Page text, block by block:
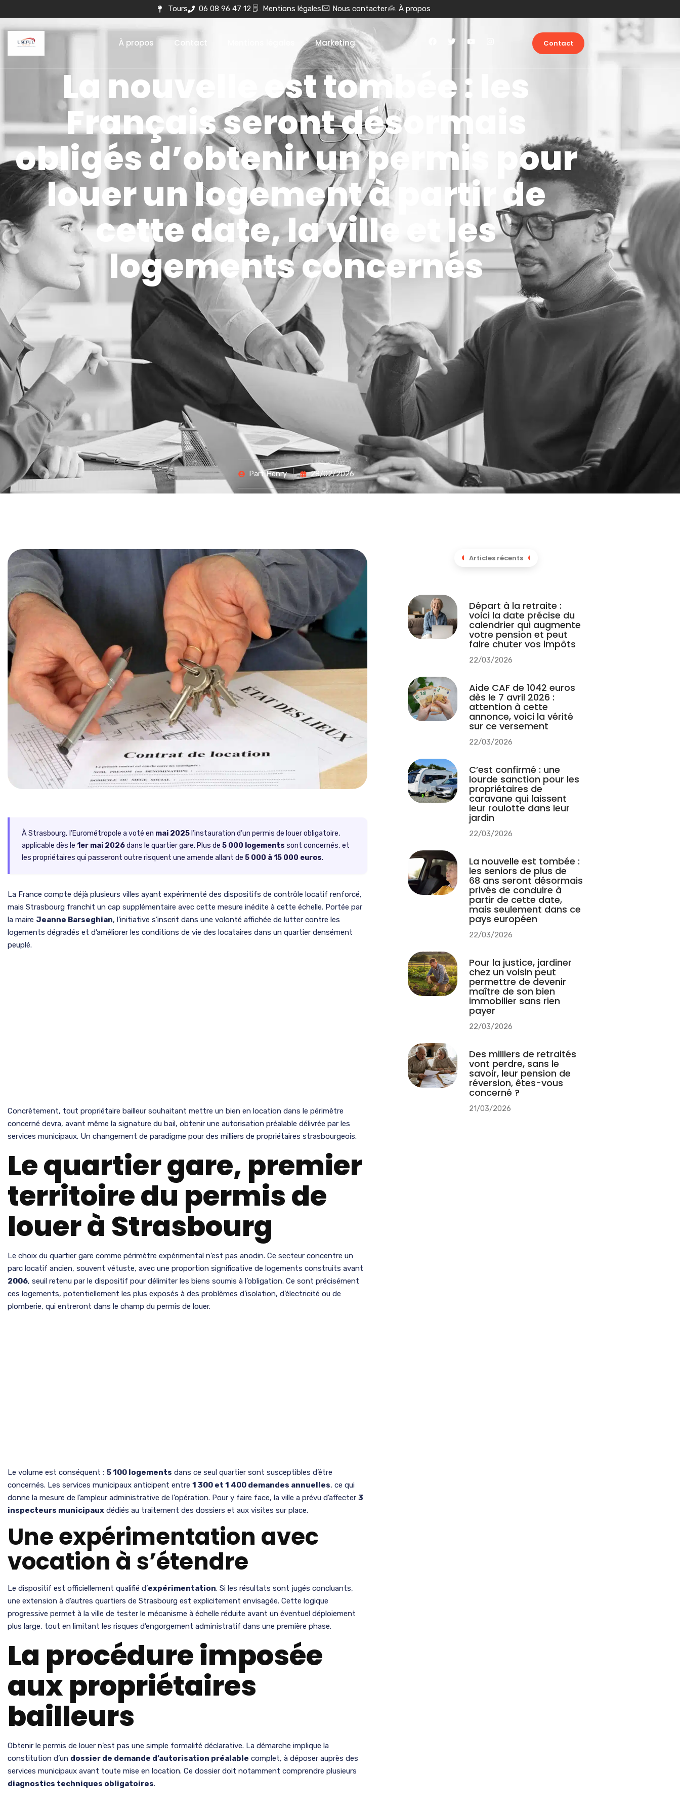
Tours 06 08 96 47 12 Mentions légales Nous contacter À propos
À propos Contact Marketing Contact
La nouvelle est tombée : les
Français seront désormais
obligés d’obtenir un permis pour
louer un logement à partir de
cette date, la ville et les
logements concernés
PartHenry 28/02/2026
À Strasbourg, l’Eurométropole a voté en mai 2025 l’instauration d’un permis de louer obligatoire,
applicable dès le 1er mai 2026dans le quartier gare. Plus de 5 000 logements sont concernés, et
les propriétaires qui passeront outre risquent une amende allant de 5 000 à 15 000 euros.
La France compte déjà plusieurs villes ayant expérimenté des dispositifs de contrôle locatif renforcé,
mais Strasbourg franchit un cap supplémentaire avec cette mesure inédite à cette échelle. Portée par
la maire Jeanne Barseghian, l’initiative s’inscrit dans une volonté affichée de lutter contre les
logements dégradés et d’améliorer les conditions de vie des locataires dans un quartier densément
peuplé.
Concrètement, tout propriétaire bailleur souhaitant mettre un bien en location dans le périmètre
concerné devra, avant même la signature du bail, obtenir une autorisation préalable délivrée par les
services municipaux. Un changement de paradigme pour des milliers de propriétaires strasbourgeois.
Le quartier gare, premier
territoire du permis de
louer à Strasbourg
Le choix du quartier gare comme périmètre expérimental n’est pas anodin. Ce secteur concentre un
parc locatif ancien, souvent vétuste, avec une proportion significative de logements construits avant
2006, seuil retenu par le dispositif pour délimiter les biens soumis à l’obligation. Ce sont précisément
ces logements, potentiellement les plus exposés à des problèmes d’isolation, d’électricité ou de
plomberie, qui entreront dans le champ du permis de louer.
Le volume est conséquent : 5 100 logements dans ce seul quartier sont susceptibles d’être
concernés. Les services municipaux anticipent entre 1 300 et 1 400 demandes annuelles, ce qui
donne la mesure de l’ampleur administrative de l’opération. Pour y faire face, la ville a prévu d’affecter 3
inspecteurs municipaux dédiés au traitement des dossiers et aux visites sur place.
Une expérimentation avec
vocation à s’étendre
Le dispositif est officiellement qualifié d’expérimentation. Si les résultats sont jugés concluants,
une extension à d’autres quartiers de Strasbourg est explicitement envisagée. Cette logique
progressive permet à la ville de tester le mécanisme à échelle réduite avant un éventuel déploiement
plus large, tout en limitant les risques d’engorgement administratif dans une première phase.
La procédure imposée
aux propriétaires
bailleurs
Obtenir le permis de louer n’est pas une simple formalité déclarative. La démarche implique la
constitution d’un dossier de demande d’autorisation préalable complet, à déposer auprès des
services municipaux avant toute mise en location. Ce dossier doit notamment comprendre plusieurs
diagnostics techniques obligatoires.
Articles récents
Départ à la retraite :
voici la date précise du
calendrier qui augmente
votre pension et peut
faire chuter vos impôts
22/03/2026
Aide CAF de 1042 euros
dès le 7 avril 2026 :
attention à cette
annonce, voici la vérité
sur ce versement
22/03/2026
C’est confirmé : une
lourde sanction pour les
propriétaires de
caravane qui laissent
leur roulotte dans leur
jardin
22/03/2026
La nouvelle est tombée :
les seniors de plus de
68 ans seront désormais
privés de conduire à
partir de cette date,
mais seulement dans ce
pays européen
22/03/2026
Pour la justice, jardiner
chez un voisin peut
permettre de devenir
maître de son bien
immobilier sans rien
payer
22/03/2026
Des milliers de retraités
vont perdre, sans le
savoir, leur pension de
réversion, êtes-vous
concerné ?
21/03/2026